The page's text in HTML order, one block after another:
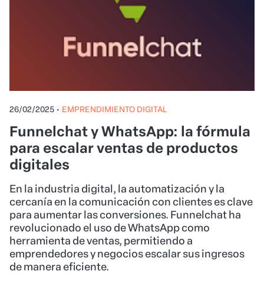
26/02/2025 • EMPRENDIMIENTO DIGITAL
Funnelchat y WhatsApp: la fórmula
para escalar ventas de productos
digitales
En la industria digital, la automatización y la
cercanía en la comunicación con clientes es clave
para aumentar las conversiones. Funnelchat ha
revolucionado el uso de WhatsApp como
herramienta de ventas, permitiendo a
emprendedores y negocios escalar sus ingresos
de manera eficiente.